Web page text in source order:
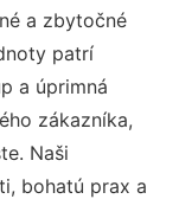
a zbytočné
patrí
a úprimná
zákazníka,
Naši
bohatú prax a